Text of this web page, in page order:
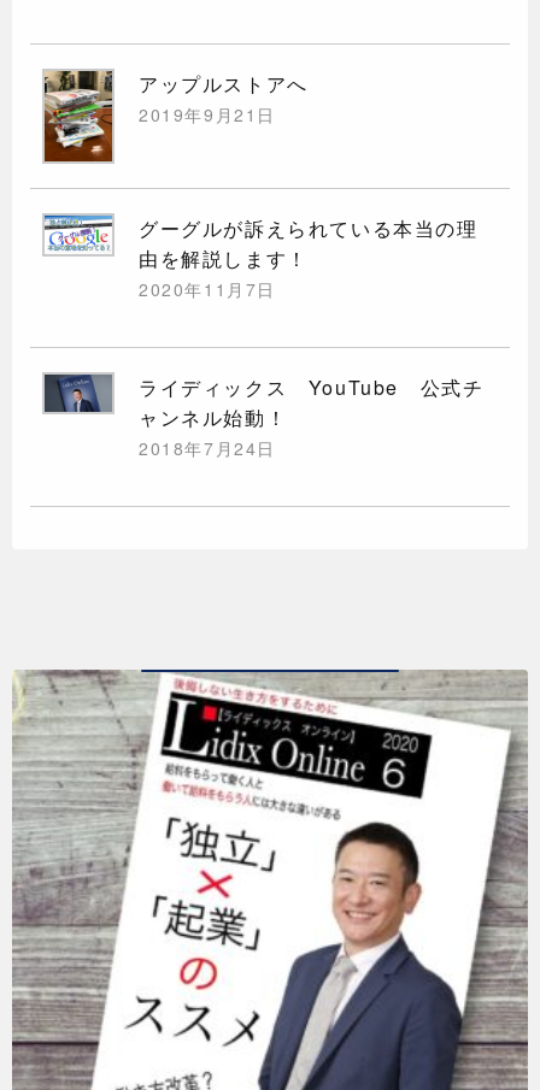
アップルストアへ
2019年9月21日
グーグルが訴えられている本当の理
由を解説します！
2020年11月7日
ライディックス YouTube 公式チ
ャンネル始動！
2018年7月24日